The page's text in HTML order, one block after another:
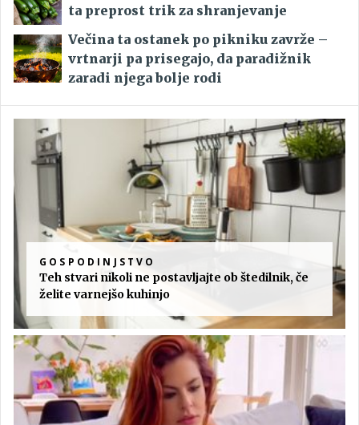
ta preprost trik za shranjevanje
Večina ta ostanek po pikniku zavrže –
vrtnarji pa prisegajo, da paradižnik
zaradi njega bolje rodi
GOSPODINJSTVO
Teh stvari nikoli ne postavljajte ob štedilnik, če
želite varnejšo kuhinjo